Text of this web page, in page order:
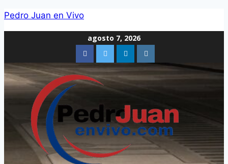
Pedro Juan en Vivo
agosto 7, 2026